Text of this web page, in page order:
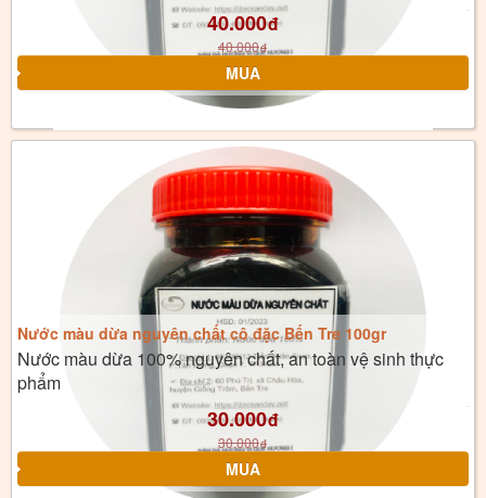
40.000đ
40.000đ
Nước màu dừa nguyên chất cô đặc Bến Tre 100gr
Nước màu dừa 100% nguyên chất, an toàn vệ sinh thực
phẩm
30.000đ
30.000đ